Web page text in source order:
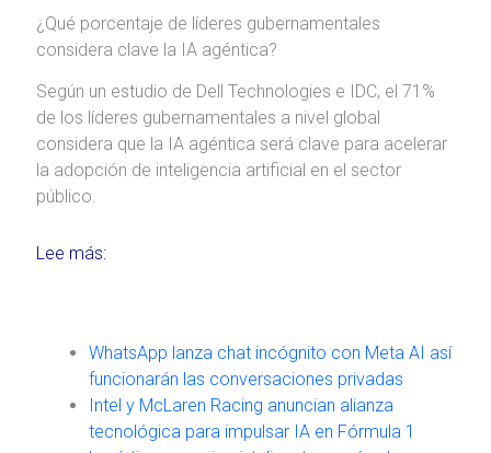
¿Qué porcentaje de líderes gubernamentales
considera clave la IA agéntica?
Según un estudio de Dell Technologies e IDC, el 71%
de los líderes gubernamentales a nivel global
considera que la IA agéntica será clave para acelerar
la adopción de inteligencia artificial en el sector
público.
Lee más:
WhatsApp lanza chat incógnito con Meta AI así
funcionarán las conversaciones privadas
Intel y McLaren Racing anuncian alianza
tecnológica para impulsar IA en Fórmula 1